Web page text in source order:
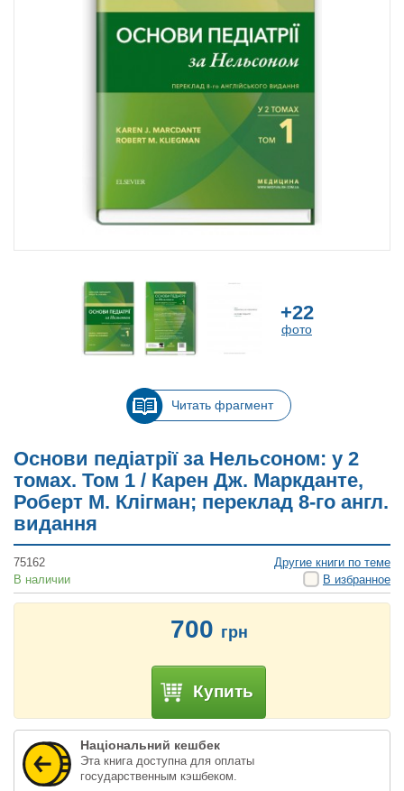
+22
фото
Читать фрагмент
Основи педіатрії за Нельсоном: у 2
томах. Том 1 / Карен Дж. Маркданте,
Роберт М. Клігман; переклад 8-го англ.
видання
75162
Другие книги по теме
В наличии
В избранное
700 грн
Купить
Національний кешбек
Эта книга доступна для оплаты
государственным кэшбеком.